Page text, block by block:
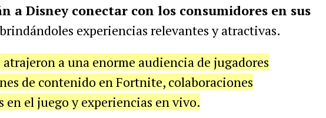
Disney conectar con los consumidores en sus
experiencias relevantes y atractivas.
atrajeron a una enorme audiencia de jugadores
de contenido en Fortnite, colaboraciones
en el juego y experiencias en vivo.